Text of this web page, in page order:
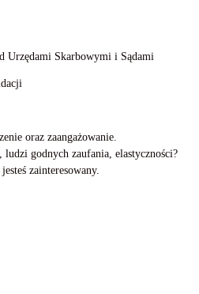
Urzędami Skarbowymi i Sądami
oraz zaangażowanie.
ludzi godnych zaufania, elastyczności?
zainteresowany.